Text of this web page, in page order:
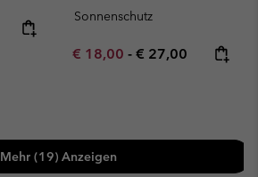
Sonnenschutz
Minimum sale price:
€ 18,00 - Maximum price:
€ 27,00
Mehr (19) Anzeigen